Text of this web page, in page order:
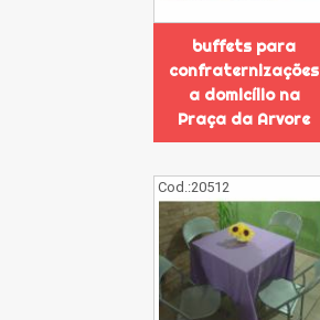
buffets para
confraternizações
a domicílio na
Praça da Arvore
Cod.:20512